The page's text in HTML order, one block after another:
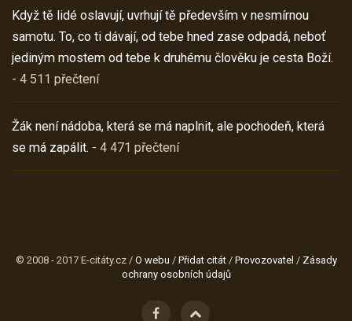
Když tě lidé oslavují, uvrhují tě především v nesmírnou
samotu. To, co ti dávají, od tebe hned zase odpadá, neboť
jediným mostem od tebe k druhému člověku je cesta Boží.
- 4 511 přečtení
Žák není nádoba, která se má naplnit, ale pochodeň, která
se má zapálit. - 4 471 přečtení
© 2008 - 2017 E-citáty.cz / O webu / Přidat citát/ Provozovatel / Zásady
ochrany osobních údajů